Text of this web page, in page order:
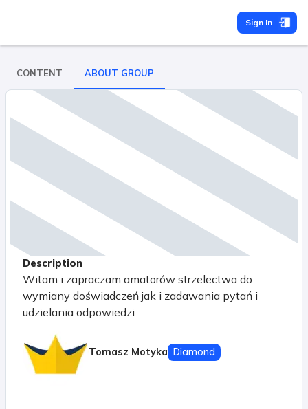
Sign In
CONTENT ABOUT GROUP
Description
Witam i zapraczam amatorów strzelectwa do
wymiany doświadczeń jak i zadawania pytań i
udzielania odpowiedzi
Tomasz Motyka Diamond